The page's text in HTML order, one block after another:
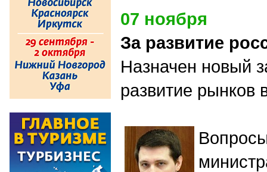
07 ноября
За развитие
Назначен новый
развитие рынков